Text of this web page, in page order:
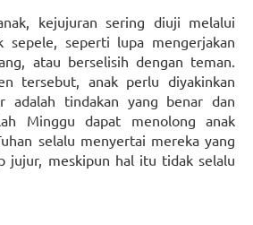
kejujuran sering diuji melalui
sepele, seperti lupa mengerjakan
atau berselisih dengan teman.
tersebut, anak perlu diyakinkan
adalah tindakan yang benar dan
Minggu dapat menolong anak
selalu menyertai mereka yang
jujur, meskipun hal itu tidak selalu